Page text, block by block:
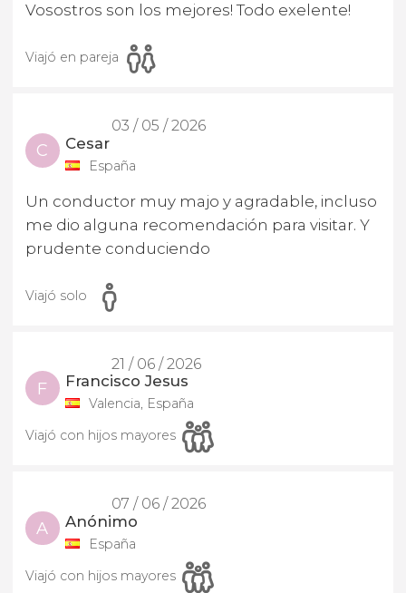
Vosostros son los mejores! Todo exelente!
Viajó en pareja
03 / 05 / 2026
C Cesar
España
Un conductor muy majo y agradable, incluso
me dio alguna recomendación para visitar. Y
prudente conduciendo
Viajó solo
21 / 06 / 2026
F Francisco Jesus
Valencia, España
Viajó con hijos mayores
07 / 06 / 2026
A Anónimo
España
Viajó con hijos mayores